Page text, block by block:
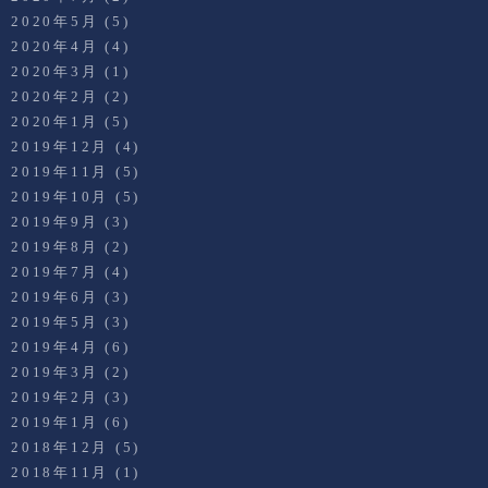
2020年5月
(5)
2020年4月
(4)
2020年3月
(1)
2020年2月
(2)
2020年1月
(5)
2019年12月
(4)
2019年11月
(5)
2019年10月
(5)
2019年9月
(3)
2019年8月
(2)
2019年7月
(4)
2019年6月
(3)
2019年5月
(3)
2019年4月
(6)
2019年3月
(2)
2019年2月
(3)
2019年1月
(6)
2018年12月
(5)
2018年11月
(1)